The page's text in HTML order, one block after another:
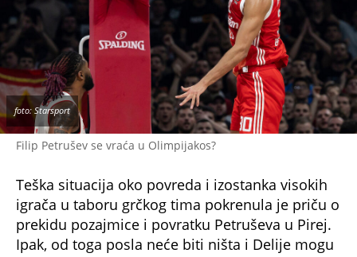
Filip Petrušev se vraća u Olimpijakos?
foto: Starsport
igrača u taboru grčkog tima pokrenula je priču o
prekidu pozajmice i povratku Petruševa u Pirej.
Ipak, od toga posla neće biti ništa i Delije mogu
da odahnu u nastavku evroligaških borbi.